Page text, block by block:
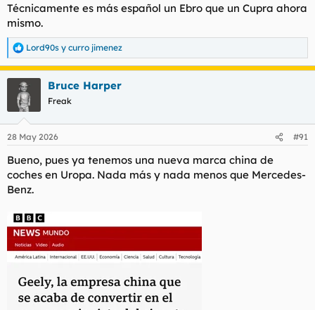
Técnicamente es más español un Ebro que un Cupra ahora
mismo.
R
e
a
e
:
Lord90s y curro jimenez
Bruce Harper
Freak
28 May 2026 #91
Bueno, pues ya tenemos una nueva marca china de
coches en Uropa. Nada más y nada menos que Mercedes-
Benz.